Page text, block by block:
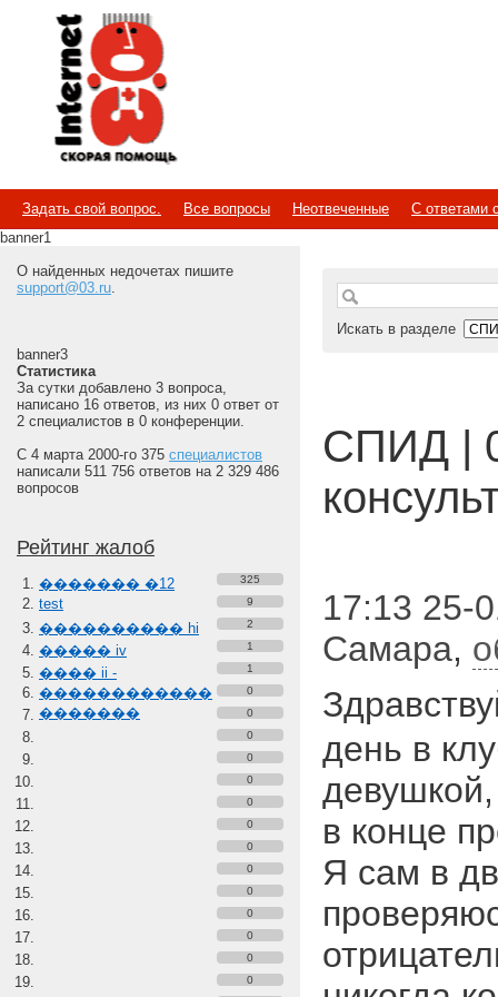
Internet
Скорая помощь
Задать свой вопрос. Все вопросы Неотвеченные
С ответами
banner1
О найденных недочетах пишите
support@03.ru.
banner3
Статистика
За сутки добавлено 3 вопроса,
написано 16 ответов, из них 0 ответ от
2 специалистов в 0 конференции.
С 4 марта 2000-го 375 специалистов
написали 511 756 ответов на 2 329 486
вопросов
Рейтинг жалоб
������� �12 325
test 9
���������� hi 2
����� iv 1
���� ii -
������������
�������
1
0
0
0
0
0
0
0
0
0
0
0
0
0
0
Искать в разделе
СПИД |
17:13 25-
Самара,
день в
в конце
Я сам в